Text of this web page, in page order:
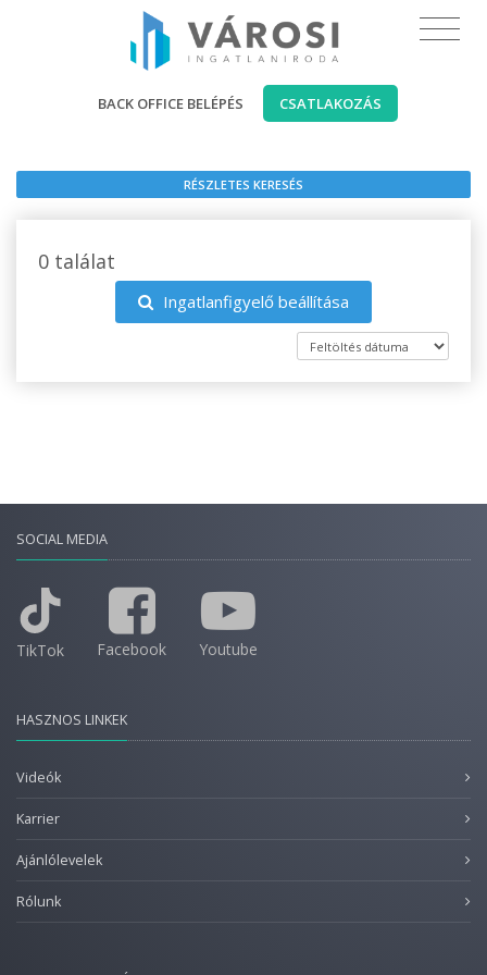
BACK OFFICE BELÉPÉS CSATLAKOZÁS
RÉSZLETES KERESÉS
0 találat
Ingatlanfigyelő beállítása
SOCIAL MEDIA
TikTok Facebook Youtube
HASZNOS LINKEK
Videók
Karrier
Ajánlólevelek
Rólunk